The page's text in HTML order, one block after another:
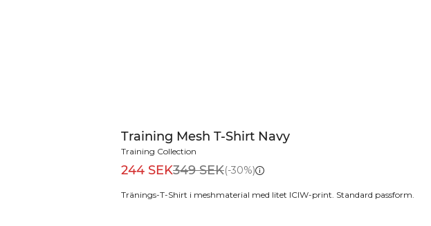
Training Mesh T-Shirt Navy
Training Collection
244 SEK349 SEK(-30%)
Tränings-T-Shirt i meshmaterial med litet ICIW-print. Standard passform.